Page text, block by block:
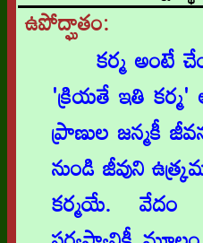
ఉపోద్ఘాతం:
కర్మ అంటే
'క్రియతే ఇతి కర్మ'
ప్రాణుల జన్మకీ
నుండి జీవుని
కర్మయే. వేదం